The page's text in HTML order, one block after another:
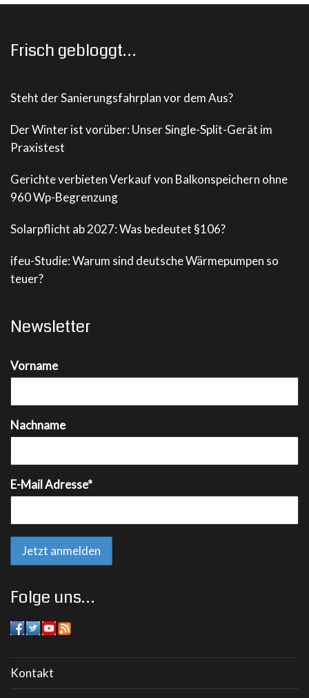
Frisch gebloggt…
Steht der Sanierungsfahrplan vor dem Aus?
Der Winter ist vorüber: Unser Single-Split-Gerät im
Praxistest
Gerichte verbieten Verkauf von Balkonspeichern ohne
960 Wp-Begrenzung
Solarpflicht ab 2027: Was bedeutet §106?
ifeu-Studie: Warum sind deutsche Wärmepumpen so
teuer?
Newsletter
Vorname
Nachname
E-Mail Adresse*
Folge uns…
Kontakt